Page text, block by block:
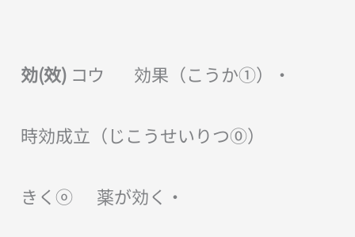
効(效) コウ 効果（こうか①）・
時効成立（じこうせいりつ⓪）
きくⓞ 薬が効く・